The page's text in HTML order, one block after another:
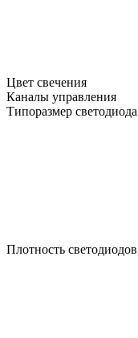
Цвет свечения
Каналы управления
Типоразмер светодиода
Плотность